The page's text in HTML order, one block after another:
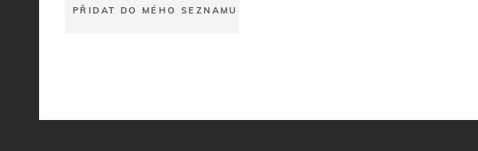
PŘIDAT DO MÉHO SEZNAMU